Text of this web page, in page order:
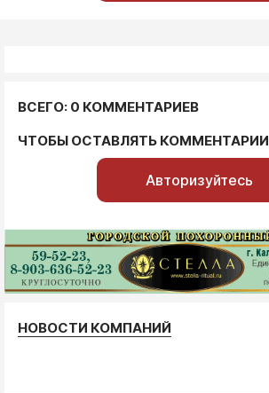
ВСЕГО: 0 КОММЕНТАРИЕВ
ЧТОБЫ ОСТАВЛЯТЬ КОММЕНТАРИИ
Авторизуйтесь
НОВОСТИ КОМПАНИЙ